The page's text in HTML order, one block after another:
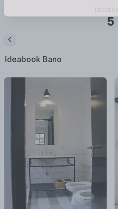
5
Ideabook Bano